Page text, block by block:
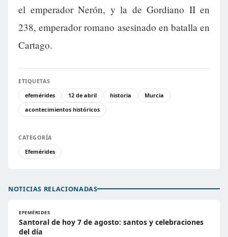
el emperador Nerón, y la de Gordiano II en
238, emperador romano asesinado en batalla en
Cartago.
ETIQUETAS
efemérides
12 de abril historia
Murcia
acontecimientos históricos
CATEGORÍA
Efemérides
NOTICIAS RELACIONADAS
EFEMÉRIDES
Santoral de hoy 7 de agosto: santos y celebraciones
del día